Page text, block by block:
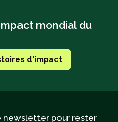
mondial du
d'impact
newsletter pour rester